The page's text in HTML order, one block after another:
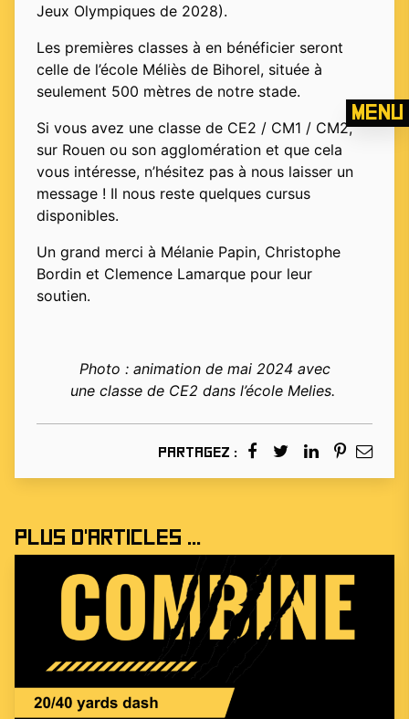
Menu
Jeux Olympiques de 2028).
Les premières classes à en bénéficier seront
celle de l’école Méliès de Bihorel, située à
seulement 500 mètres de notre stade.
Si vous avez une classe de CE2 / CM1 / CM2,
sur Rouen ou son agglomération et que cela
vous intéresse, n’hésitez pas à nous laisser un
message ! Il nous reste quelques cursus
disponibles.
Un grand merci à Mélanie Papin, Christophe
Bordin et Clemence Lamarque pour leur
soutien.
Photo : animation de mai 2024 avec
une classe de CE2 dans l’école Melies.
Partagez :
Plus d'articles ...